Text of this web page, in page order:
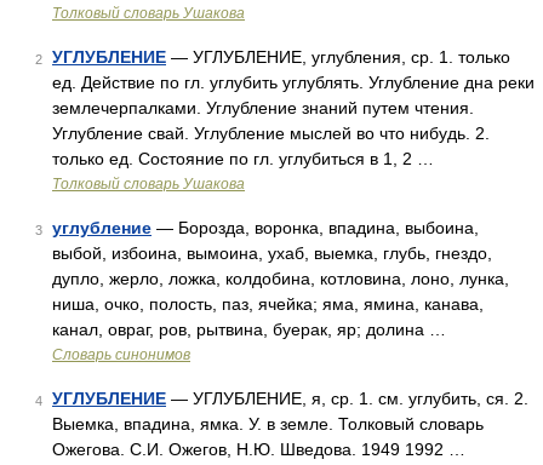
Толковый словарь Ушакова
2 УГЛУБЛЕНИЕ — УГЛУБЛЕНИЕ, углубления, ср. 1. только
ед. Действие по гл. углубить углублять. Углубление дна реки
землечерпалками. Углубление знаний путем чтения.
Углубление свай. Углубление мыслей во что нибудь. 2.
только ед. Состояние по гл. углубиться в 1, 2 …
Толковый словарь Ушакова
3 углубление — Борозда, воронка, впадина, выбоина,
выбой, избоина, вымоина, ухаб, выемка, глубь, гнездо,
дупло, жерло, ложка, колдобина, котловина, лоно, лунка,
ниша, очко, полость, паз, ячейка; яма, ямина, канава,
канал, овраг, ров, рытвина, буерак, яр; долина …
Словарь синонимов
4 УГЛУБЛЕНИЕ — УГЛУБЛЕНИЕ, я, ср. 1. см. углубить, ся. 2.
Выемка, впадина, ямка. У. в земле. Толковый словарь
Ожегова. С.И. Ожегов, Н.Ю. Шведова. 1949 1992 …